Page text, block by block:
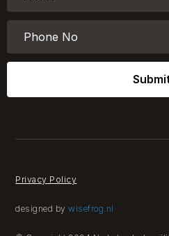
Privacy Policy
designed bywisefrog.nl